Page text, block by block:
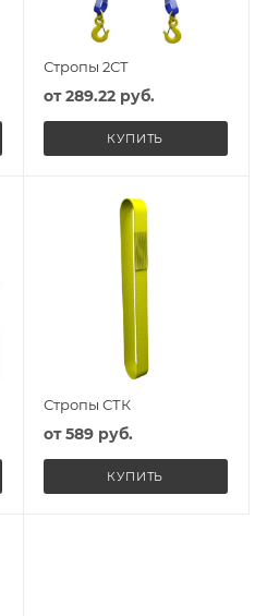
Стропы 2СТ
от289.22 руб.
КУПИТЬ
Стропы СТК
от589 руб.
КУПИТЬ